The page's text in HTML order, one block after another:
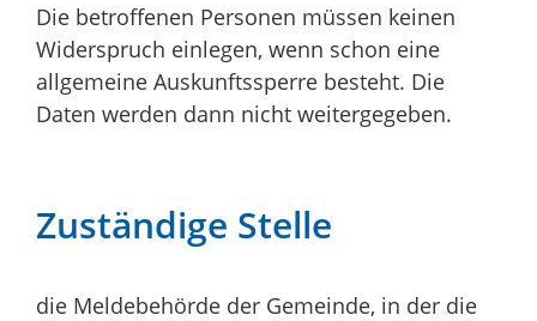
Die betroffenen Personen müssen keinen
Widerspruch einlegen, wenn schon eine
allgemeine Auskunftssperre besteht. Die
Daten werden dann nicht weitergegeben.
Zuständige Stelle
die Meldebehörde der Gemeinde, in der die